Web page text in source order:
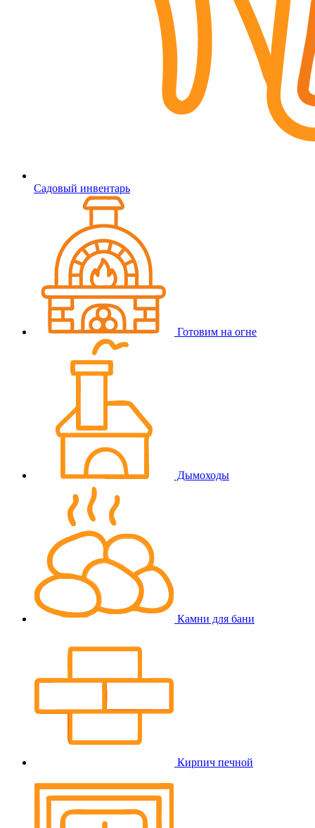
Садовый инвентарь
Готовим на огне
Дымоходы
Камни для бани
Кирпич печной